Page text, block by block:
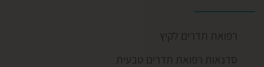
רפואת תדרים לקיץ
סדנאות רפואת תדרים טבעית